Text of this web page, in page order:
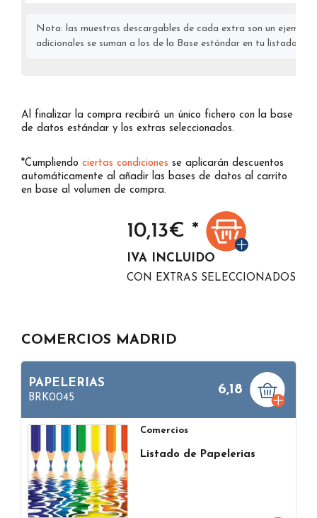
Nota: las muestras descargables de cada extra son un
adicionales se suman a los de la Base estándar en tu listado
Al finalizar la compra recibirá un único fichero con la base
de datos estándar y los extras seleccionados.
*Cumpliendo ciertas condiciones se aplicarán descuentos
automáticamente al añadir las bases de datos al carrito
en base al volumen de compra.
10,13€ *
IVA INCLUIDO
CON EXTRAS SELECCIONADOS
COMERCIOS MADRID
PAPELERIAS
BRK0045
6,18
Comercios
Listado de Papelerias